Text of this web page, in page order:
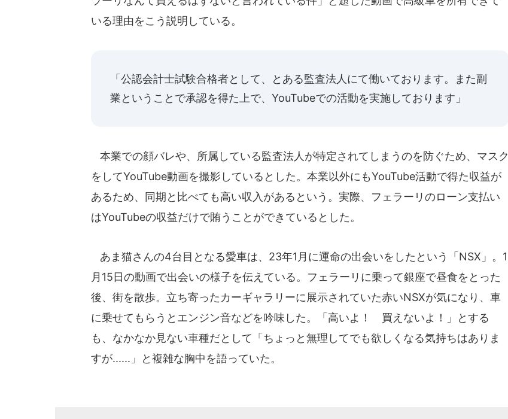
いる理由をこう説明している。
「公認会計士試験合格者として、とある監査法人にて働いております。また副
業ということで承認を得た上で、YouTubeでの活動を実施しております」
本業での顔バレや、所属している監査法人が特定されてしまうのを防ぐため、マスク
をしてYouTube動画を撮影しているとした。本業以外にもYouTube活動で得た収益が
あるため、同期と比べても高い収入があるという。実際、フェラーリのローン支払い
はYouTubeの収益だけで賄うことができているとした。
あま猫さんの4台目となる愛車は、23年1月に運命の出会いをしたという「NSX」。1
月15日の動画で出会いの様子を伝えている。フェラーリに乗って銀座で昼食をとった
後、街を散歩。立ち寄ったカーギャラリーに展示されていた赤いNSXが気になり、車
に乗せてもらうとエンジン音などを吟味した。「高いよ！ 買えないよ！」とする
も、なかなか見ない車種だとして「ちょっと無理してでも欲しくなる気持ちはありま
すが......」と複雑な胸中を語っていた。